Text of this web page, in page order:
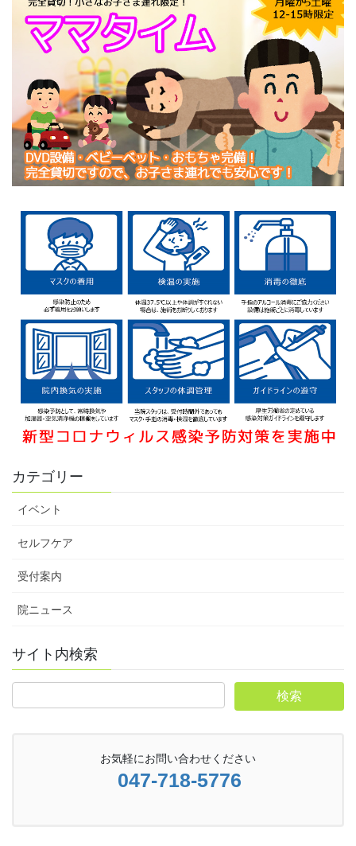
カテゴリー
イベント
セルフケア
受付案内
院ニュース
サイト内検索
お気軽にお問い合わせください
047-718-5776